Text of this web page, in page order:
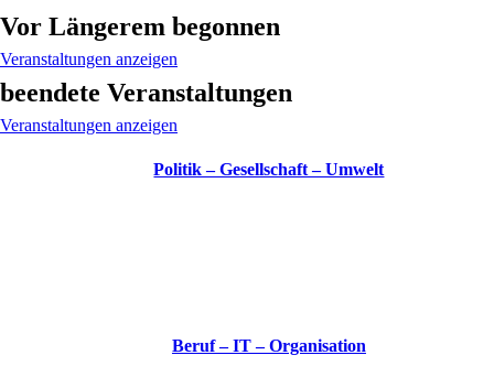
Vor Längerem begonnen
Veranstaltungen anzeigen
beendete Veranstaltungen
Veranstaltungen anzeigen
Politik – Gesellschaft – Umwelt
Beruf – IT – Organisation